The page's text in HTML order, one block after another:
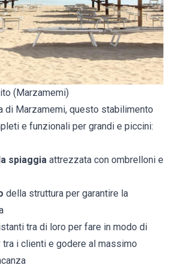
(Marzamemi)
di Marzamemi, questo stabilimento
e funzionali per grandi e piccini:
spiaggia attrezzata con ombrelloni e
della struttura per garantire la
tra di loro per fare in modo di
tra i clienti e godere al massimo